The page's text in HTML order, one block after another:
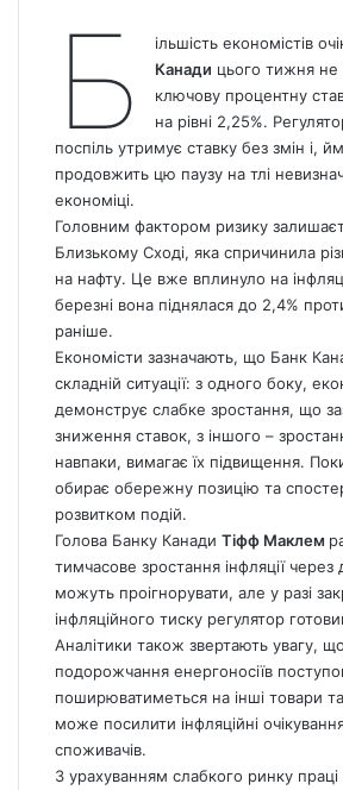
Б ільшість економістів
Канади цього тижня не
ключову процентну
на рівні 2,25%.
поспіль утримує ставку без змін і,
продовжить цю паузу на тлі
економіці.
Головним фактором ризику
Близькому Сході, яка спричинила
на нафту. Це вже вплинуло на
березні вона піднялася до 2,4%
раніше.
Економісти зазначають, що Банк
складній ситуації: з одного боку,
демонструє слабке зростання, що
зниження ставок, з іншого –
навпаки, вимагає їх підвищення.
обирає обережну позицію та
розвитком подій.
Голова Банку Канади Тіфф Маклем
тимчасове зростання інфляції
можуть проігнорувати, але у разі
інфляційного тиску регулятор
Аналітики також звертають увагу,
подорожчання енергоносіїв
поширюватиметься на інші товари
може посилити інфляційні
споживачів.
З урахуванням слабкого ринку праці